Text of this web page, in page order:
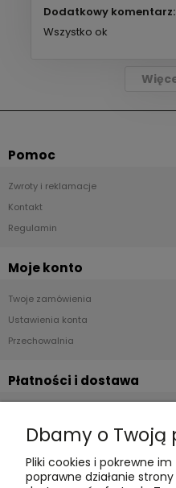
Dodatkowy komentarz:
Wszystko ok
Pomoc
Zwroty i reklamacje
Kontakt
Regulamin
Moje konto
Twoje zamówienia
Ustawienia konta
Przechowalnia
Płatności i dostawa
Czas realizacji i koszty dostawy
Informacje
Dbamy o
Pliki cookies i pokrewne
poprawne działanie